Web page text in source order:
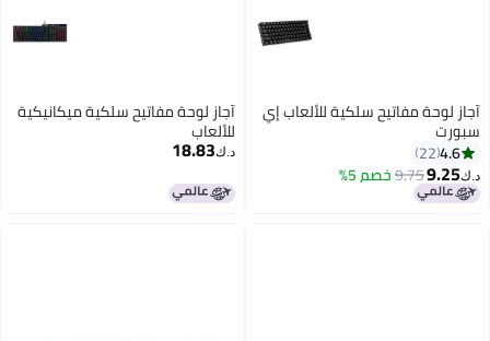
إي آجاز لوحة مفاتيح سلكية ميكانيكية
د.ك‏